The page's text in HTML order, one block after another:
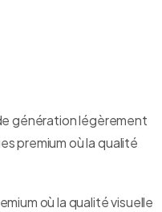
génération légèrement
premium où la qualité
où la qualité visuelle